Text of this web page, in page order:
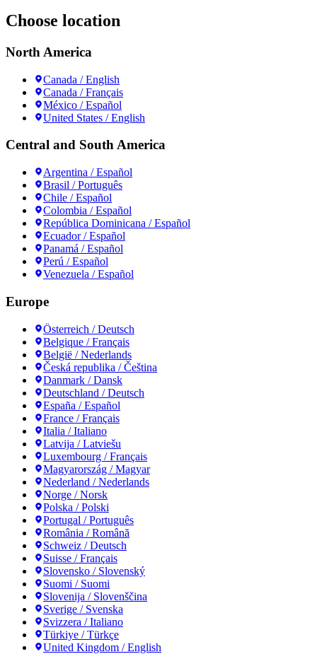
Choose location
North America
Canada / English
Canada / Français
México / Español
United States / English
Central and South America
Argentina / Español
Brasil / Português
Chile / Español
Colombia / Español
República Dominicana / Español
Ecuador / Español
Panamá / Español
Perú / Español
Venezuela / Español
Europe
Österreich / Deutsch
Belgique / Français
België / Nederlands
Česká republika / Čeština
Danmark / Dansk
Deutschland / Deutsch
España / Español
France / Français
Italia / Italiano
Latvija / Latviešu
Luxembourg / Français
Magyarország / Magyar
Nederland / Nederlands
Norge / Norsk
Polska / Polski
Portugal / Português
România / Română
Schweiz / Deutsch
Suisse / Français
Slovensko / Slovenský
Suomi / Suomi
Slovenija / Slovenščina
Sverige / Svenska
Svizzera / Italiano
Türkiye / Türkçe
United Kingdom / English